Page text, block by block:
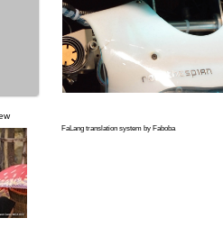
FaLang translation system by Faboba